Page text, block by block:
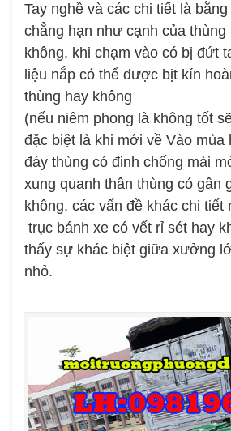
Tay nghề và các chi tiết là
chẳng hạn như cạnh của thùng
không, khi chạm vào có bị đứt
liệu nắp có thể được bịt kín
thùng hay không
(nếu niêm phong là không tốt
đặc biệt là khi mới về Vào mùa
đáy thùng có đinh chống mài
xung quanh thân thùng có gân
không, các vấn đề khác chi tiết
trục bánh xe có vết rỉ sét hay
thấy sự khác biệt giữa xưởng
nhỏ.